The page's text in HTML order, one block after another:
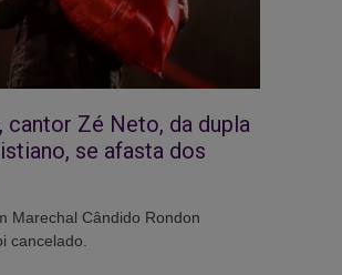
cantor Zé Neto, da dupla
se afasta dos
Marechal Cândido Rondon
cancelado.